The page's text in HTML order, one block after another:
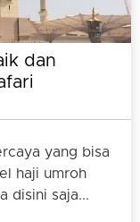
dan
yang bisa
haji umroh
disini saja...